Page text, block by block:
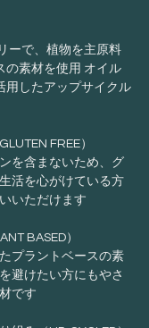
ーで、植物を主原料
の素材を使用 オイル
用したアップサイクル
FREE）
を含まないため、グ
活を心がけている方
いただけます
BASED）
プラントベースの素
避けたい方にもやさ
です